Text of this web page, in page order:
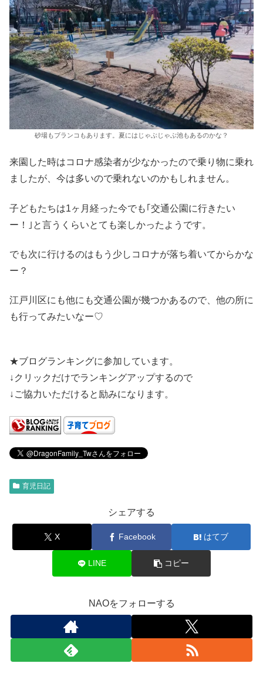
砂場もブランコもあります。夏にはじゃぶじゃぶ池もあるのかな？
来園した時はコロナ感染者が少なかったので乗り物に乗れ
ましたが、今は多いので乗れないのかもしれません。
子どもたちは1ヶ月経った今でも｢交通公園に行きたい
ー！｣と言うくらいとても楽しかったようです。
でも次に行けるのはもう少しコロナが落ち着いてからかな
ー？
江戸川区にも他にも交通公園が幾つかあるので、他の所に
も行ってみたいなー♡
★ブログランキングに参加しています。
↓クリックだけでランキングアップするので
↓ご協力いただけると励みになります。
育児日記
シェアする
X Facebook はてブ
LINE コピー
NAOをフォローする